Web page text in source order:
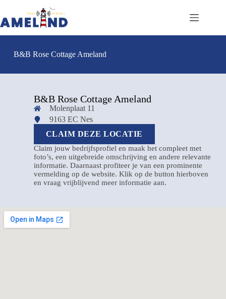
B&B Rose Cottage Ameland
B&B Rose Cottage Ameland
Molenplaat 11
9163 EC Nes
CLAIM DEZE LOCATIE
Claim jouw bedrijfsprofiel en maak het compleet met
foto’s, een uitgebreide omschrijving en andere relevante
informatie. Daarnaast profiteer je van een prominente
vermelding op de website. Klik op de button hierboven
en vraag vrijblijvend meer informatie aan.